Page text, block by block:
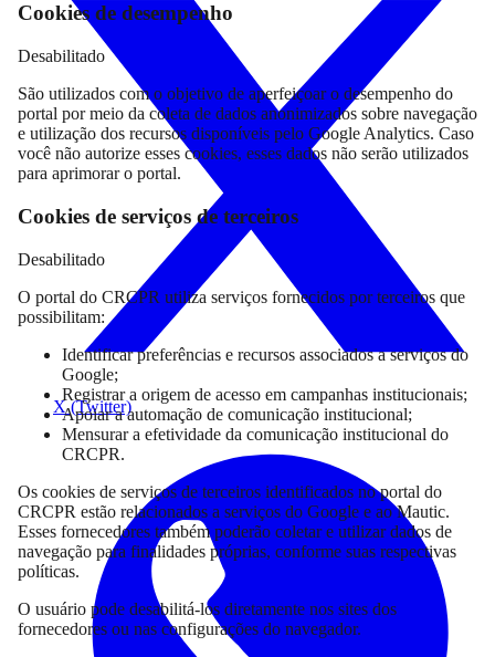
X (Twitter)
Cookies de desempenho
Desabilitado
São utilizados com o objetivo de aperfeiçoar o desempenho do
portal por meio da coleta de dados anonimizados sobre navegação
e utilização dos recursos disponíveis pelo Google Analytics. Caso
você não autorize esses cookies, esses dados não serão utilizados
para aprimorar o portal.
Cookies de serviços de terceiros
Desabilitado
O portal do CRCPR utiliza serviços fornecidos por terceiros que
possibilitam:
Identificar preferências e recursos associados a serviços do
Google;
Registrar a origem de acesso em campanhas institucionais;
Apoiar a automação de comunicação institucional;
Mensurar a efetividade da comunicação institucional do
CRCPR.
Os cookies de serviços de terceiros identificados no portal do
CRCPR estão relacionados a serviços do Google e ao Mautic.
Esses fornecedores também poderão coletar e utilizar dados de
navegação para finalidades próprias, conforme suas respectivas
políticas.
O usuário pode desabilitá-los diretamente nos sites dos
fornecedores ou nas configurações do navegador.